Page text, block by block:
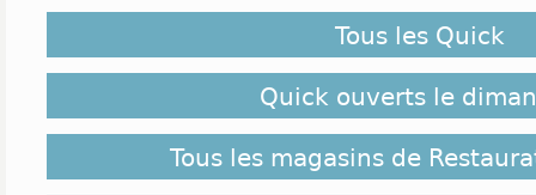
Tous les Quick
Quick ouverts le
Tous les magasins de